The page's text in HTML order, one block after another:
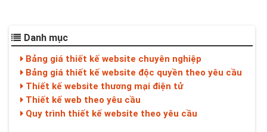
Danh mục
Bảng giá thiết kế website chuyên nghiệp
Bảng giá thiết kế website độc quyền theo yêu cầu
Thiết kế website thương mại điện tử
Thiết kế web theo yêu cầu
Quy trình thiết kế website theo yêu cầu